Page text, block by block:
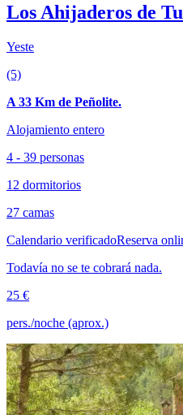
Los Ahijaderos de
Yeste
(5)
A 33 Km de Peñolite.
Alojamiento entero
4 - 39 personas
12 dormitorios
27 camas
Calendario verificadoReserva
Todavía no se te cobrará nada.
25 €
pers./noche (aprox.)